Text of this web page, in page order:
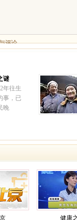
谜
年往生
事，已
晚
报
省香河
健康